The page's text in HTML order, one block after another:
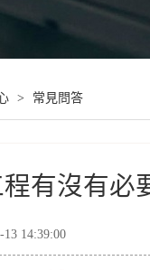
> 常見問答
程有沒有
14:39:00